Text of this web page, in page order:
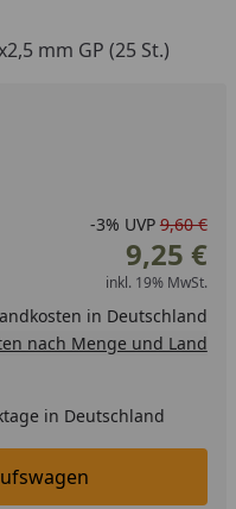
mm GP (25 St.)
eingeben
um eins erhöhen
-3% UVP 9,60 €
9,25 €
inkl. 19% MwSt.
in Deutschland
nach Menge und Land
in Deutschland
Einkaufswagen legen